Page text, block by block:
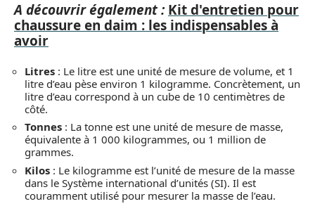
A découvrir également : Kit d'entretien pour
chaussure en daim : les indispensables à
avoir
Litres : Le litre est une unité de mesure de volume, et 1
litre d’eau pèse environ 1 kilogramme. Concrètement, un
litre d’eau correspond à un cube de 10 centimètres de
côté.
Tonnes : La tonne est une unité de mesure de masse,
équivalente à 1 000 kilogrammes, ou 1 million de
grammes.
Kilos : Le kilogramme est l’unité de mesure de la masse
dans le Système international d’unités (SI). Il est
couramment utilisé pour mesurer la masse de l’eau.